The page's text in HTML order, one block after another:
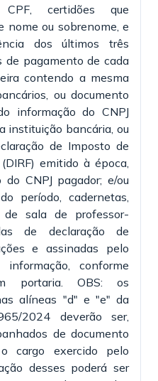
certidões que
nome ou sobrenome, e
dos últimos três
de pagamento de cada
contendo a mesma
ou documento
informação do CNPJ
instituição bancária, ou
de Imposto de
emitido à época,
CNPJ pagador; e/ou
período, cadernetas,
sala de professor-
de declaração de
e assinadas pelo
conforme
portaria. OBS: os
alíneas "d" e "e" da
2024 deverão ser,
de documento
cargo exercido pelo
desses poderá ser